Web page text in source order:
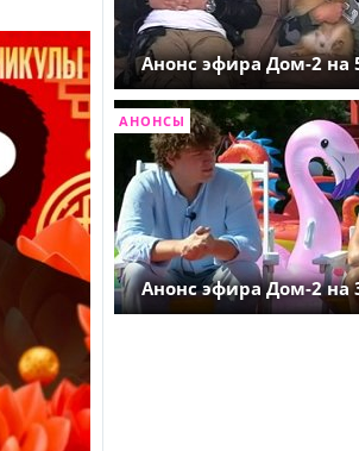
Анонс эфира Дом-2 на
АНОНСЫ
Анонс эфира Дом-2 на